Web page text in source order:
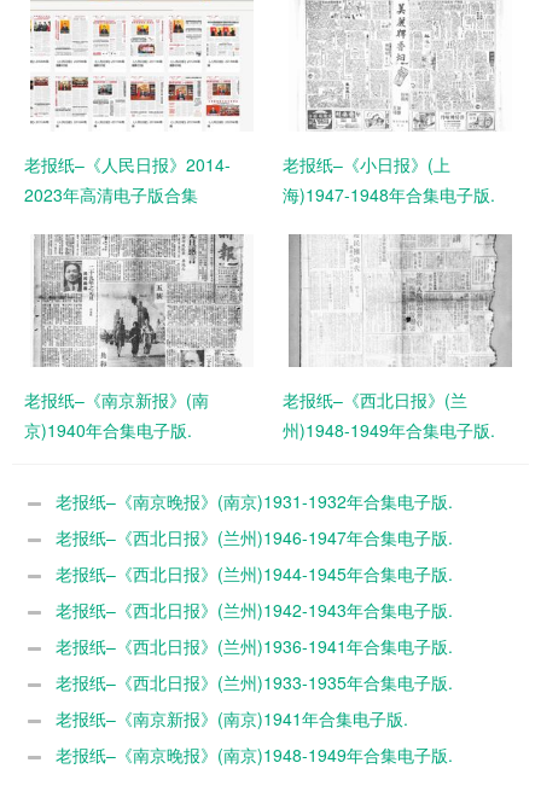
老报纸–《人民日报》2014-
2023年高清电子版合集
老报纸–《小日报》(上
海)1947-1948年合集电子版.
老报纸–《南京新报》(南
京)1940年合集电子版.
老报纸–《西北日报》(兰
州)1948-1949年合集电子版.
老报纸–《南京晚报》(南京)1931-1932年合集电子版.
老报纸–《西北日报》(兰州)1946-1947年合集电子版.
老报纸–《西北日报》(兰州)1944-1945年合集电子版.
老报纸–《西北日报》(兰州)1942-1943年合集电子版.
老报纸–《西北日报》(兰州)1936-1941年合集电子版.
老报纸–《西北日报》(兰州)1933-1935年合集电子版.
老报纸–《南京新报》(南京)1941年合集电子版.
老报纸–《南京晚报》(南京)1948-1949年合集电子版.